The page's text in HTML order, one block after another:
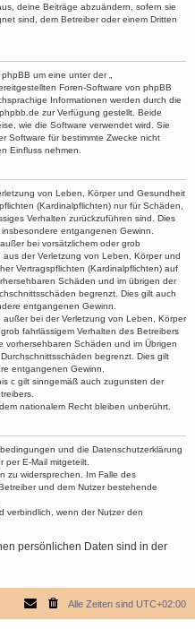
deine Beiträge abzuändern, sofern sie
sind, dem Betreiber oder einem Dritten
um eine unter der „
Foren-Software von phpBB
Informationen werden durch die
zur Verfügung gestellt. Beide
wie die Software verwendet wird. Sie
Software für bestimmte Zwecke nicht
Einfluss nehmen.
von Leben, Körper und Gesundheit
(Kardinalpflichten) nur für Schäden,
Verhalten zurückzuführen sind. Dies
entgangenen Gewinn.
bei vorsätzlichem oder grob
der Verletzung von Leben, Körper und
Vertragspflichten (Kardinalpflichten) auf
Schäden und im übrigen der
begrenzt. Dies gilt auch
entgangenen Gewinn.
bei der Verletzung von Leben, Körper
fahrlässigem Verhalten des Betreibers
vorhersehbaren Schäden und im Übrigen
begrenzt. Dies gilt
entgangenen Gewinn.
c gilt sinngemäß auch zugunsten der
nationalem Recht bleiben unberührt.
und die Datenschutzerklärung
per E-Mail mitgeteilt.
zu widersprechen. Im Falle des
und dem Nutzer bestehende
verbindlich, wenn der Nutzer den
persönlichen Daten sind in der
Alle Zeiten sind UTC+02:00